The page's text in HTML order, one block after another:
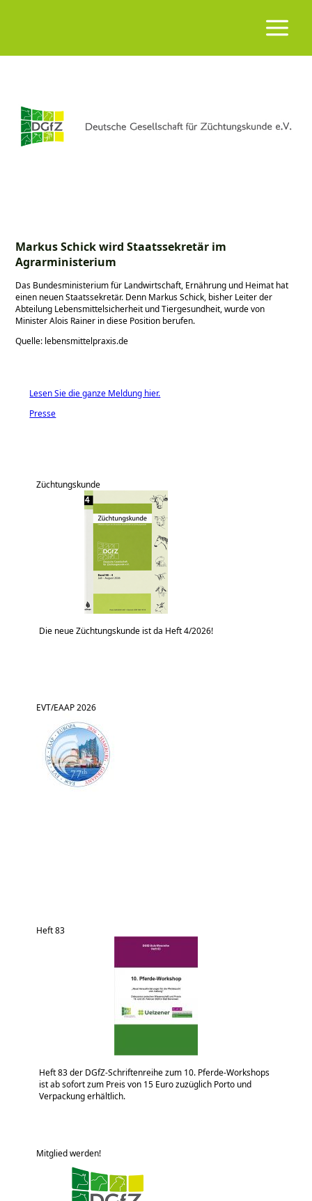
Markus Schick wird Staatssekretär im
Agrarministerium
Das Bundesministerium für Landwirtschaft, Ernährung und Heimat hat
einen neuen Staatssekretär. Denn Markus Schick, bisher Leiter der
Abteilung Lebensmittelsicherheit und Tiergesundheit, wurde von
Minister Alois Rainer in diese Position berufen.
Quelle: lebensmittelpraxis.de
Lesen Sie die ganze Meldung hier.
Presse
Züchtungskunde
Die neue Züchtungskunde ist da Heft 4/2026!
EVT/EAAP 2026
Heft 83
Heft 83 der DGfZ-Schriftenreihe zum 10. Pferde-Workshops
ist ab sofort zum Preis von 15 Euro zuzüglich Porto und
Verpackung erhältlich.
Mitglied werden!